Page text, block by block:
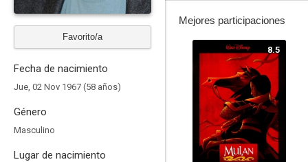
Favorito/a
Fecha de nacimiento
Jue, 02 Nov 1967 (58 años)
Género
Masculino
Lugar de nacimiento
Mejores participaciones
8.5